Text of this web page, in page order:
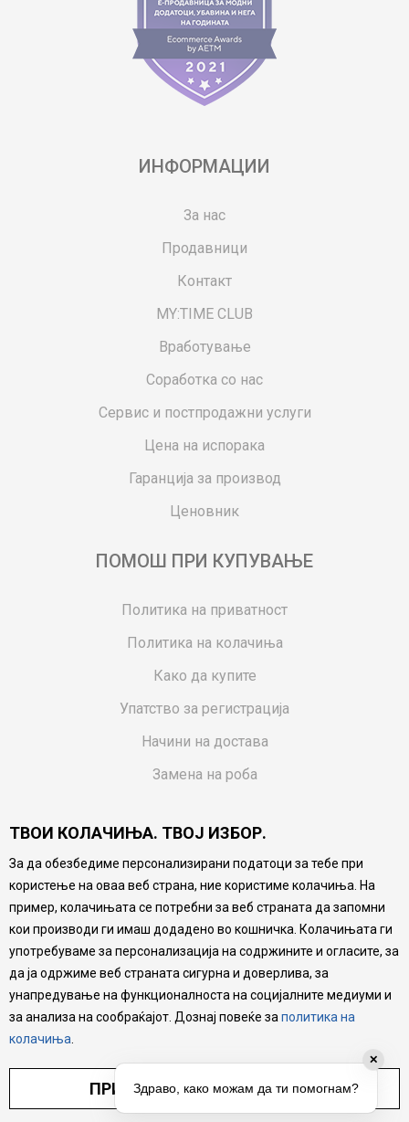
ИНФОРМАЦИИ
За нас
Продавници
Контакт
MY:TIME CLUB
Вработување
Соработка со нас
Сервис и постпродажни услуги
Цена на испорака
Гаранција за производ
Ценовник
ПОМОШ ПРИ КУПУВАЊЕ
Политика на приватност
Политика на колачиња
Како да купите
Упатство за регистрација
Начини на достава
Замена на роба
Ваучери
Product Finder
FAQs
Настојуваме да бидеме што попрецизни во описот на
производите, прикажување на слики и цени, но не
можеме да гарантираме дека сите информации се
комплетни и без грешка. Сите производи се дел од
нашата понуда, но не се подразбира дека мора да се
достапни во секој момент.
ТВОИ КОЛАЧИЊА. ТВОЈ ИЗБОР.
За да обезбедиме персонализирани податоци за тебе при
користење на оваа веб страна, ние користиме колачиња. На
пример, колачињата се потребни за веб страната да запомни
кои производи ги имаш додадено во кошничка. Колачињата ги
употребуваме за персонализација на содржините и огласите, за
да ја одржиме веб страната сигурна и доверлива, за
унапредување на функционалноста на социјалните медиуми и
за анализа на сообраќајот. Дознај повеќе за политика на
колачиња
ПРИЛАГОДИ ПОСТАВУВАЊА
✕
Здраво, како можам да ти помогнам?